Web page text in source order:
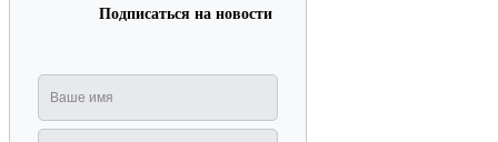
Подписаться на новости